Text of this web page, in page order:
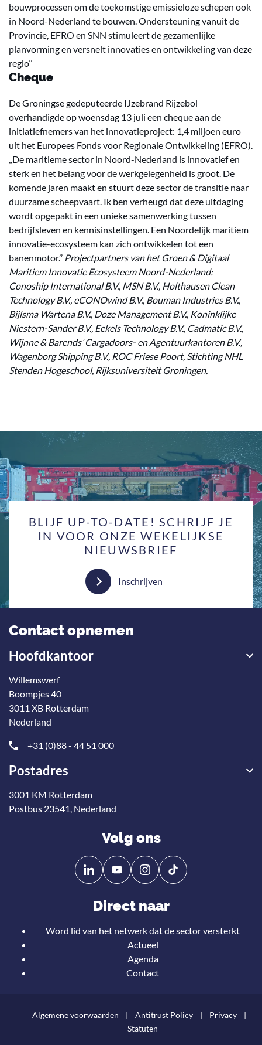
bouwprocessen om de toekomstige emissieloze schepen ook
in Noord-Nederland te bouwen. Ondersteuning vanuit de
Provincie, EFRO en SNN stimuleert de gezamenlijke
planvorming en versnelt innovaties en ontwikkeling van deze
regio’’
Cheque
De Groningse gedeputeerde IJzebrand Rijzebol
overhandigde op woensdag 13 juli een cheque aan de
initiatiefnemers van het innovatieproject: 1,4 miljoen euro
uit het Europees Fonds voor Regionale Ontwikkeling (EFRO).
,,De maritieme sector in Noord-Nederland is innovatief en
sterk en het belang voor de werkgelegenheid is groot. De
komende jaren maakt en stuurt deze sector de transitie naar
duurzame scheepvaart. Ik ben verheugd dat deze uitdaging
wordt opgepakt in een unieke samenwerking tussen
bedrijfsleven en kennisinstellingen. Een Noordelijk maritiem
innovatie-ecosysteem kan zich ontwikkelen tot een
banenmotor.’’ Projectpartners van het Groen & Digitaal
Maritiem Innovatie Ecosysteem Noord-Nederland:
Conoship International B.V., MSN B.V., Holthausen Clean
Technology B.V., eCONOwind B.V., Bouman Industries B.V.,
Bijlsma Wartena B.V., Doze Management B.V., Koninklijke
Niestern-Sander B.V., Eekels Technology B.V., Cadmatic B.V.,
Wijnne & Barends’ Cargadoors- en Agentuurkantoren B.V.,
Wagenborg Shipping B.V., ROC Friese Poort, Stichting NHL
Stenden Hogeschool, Rijksuniversiteit Groningen.
BLIJF UP-TO-DATE! SCHRIJF JE
IN VOOR ONZE WEKELIJKSE
NIEUWSBRIEF
Inschrijven
Contact opnemen
Hoofdkantoor
Willemswerf
Boompjes 40
3011 XB Rotterdam
Nederland
+31 (0)88 - 44 51 000
Postadres
3001 KM Rotterdam
Postbus 23541, Nederland
Volg ons
Volg
ons
Linkedin
Volg
ons
YouTube
Direct naar
Word lid van het netwerk dat de sector versterkt
Actueel
Agenda
Contact
Algemene voorwaarden Antitrust Policy
Privacy
Statuten